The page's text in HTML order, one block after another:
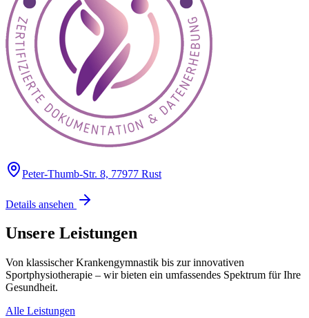
Peter-Thumb-Str. 8, 77977 Rust
Details ansehen
Unsere Leistungen
Von klassischer Krankengymnastik bis zur innovativen
Sportphysiotherapie – wir bieten ein umfassendes Spektrum für Ihre
Gesundheit.
Alle Leistungen